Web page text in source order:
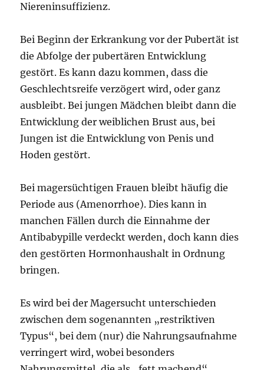
Niereninsuffizienz.
Bei Beginn der Erkrankung vor der Pubertät ist
die Abfolge der pubertären Entwicklung
gestört. Es kann dazu kommen, dass die
Geschlechtsreife verzögert wird, oder ganz
ausbleibt. Bei jungen Mädchen bleibt dann die
Entwicklung der weiblichen Brust aus, bei
Jungen ist die Entwicklung von Penis und
Hoden gestört.
Bei magersüchtigen Frauen bleibt häufig die
Periode aus (Amenorrhoe). Dies kann in
manchen Fällen durch die Einnahme der
Antibabypille verdeckt werden, doch kann dies
den gestörten Hormonhaushalt in Ordnung
bringen.
Es wird bei der Magersucht unterschieden
zwischen dem sogenannten „restriktiven
Typus“, bei dem (nur) die Nahrungsaufnahme
verringert wird, wobei besonders